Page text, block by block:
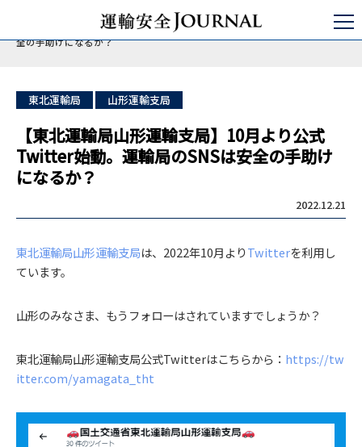
日本の運輸安全
バス/タクシー/トラック
【東北運輸局山形運輸支局】10月より公式Twitter始動。運輸局のSNSは安
全の手助けになるか？
東北運輸局 山形運輸支局
【東北運輸局山形運輸支局】10月より公式
Twitter始動。運輸局のSNSは安全の手助け
になるか？
2022.12.21
東北運輸局山形運輸支局は、2022年10月よりTwitterを利用し
ています。
山形のみなさま、もうフォローはされていますでしょうか？
東北運輸局山形運輸支局公式Twitterはこちらから： https://tw
itter.com/yamagata_tht